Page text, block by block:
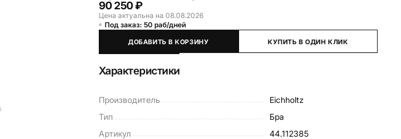
90 250 ₽
Цена актуальна на 08.08.2026
Под заказ: 50 раб/дней
ДОБАВИТЬ В КОРЗИНУ КУПИТЬ В ОДИН КЛИК
Характеристики
Производитель
Eichholtz
Тип
Бра
Артикул
44.112385